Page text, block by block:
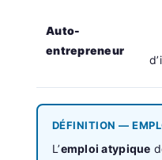
Auto-
entrepreneur
DÉFINITION —
L’emploi atypique